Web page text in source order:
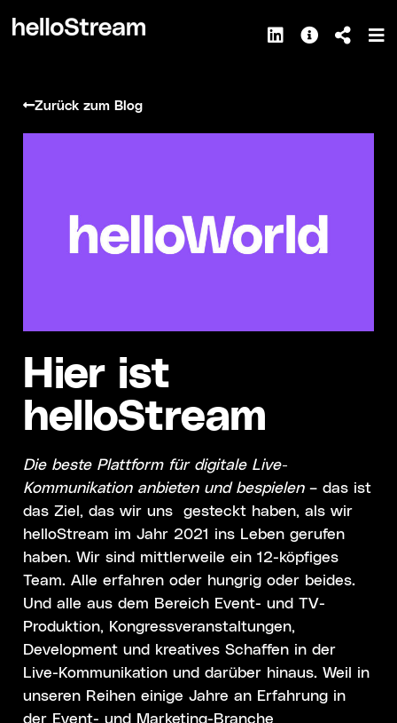
Zurück zum Blog
Hier ist
helloStream
Die beste Plattform für digitale Live-
Kommunikation anbieten und bespielen– das ist
das Ziel, das wir uns gesteckt haben, als wir
helloStream im Jahr 2021 ins Leben gerufen
haben. Wir sind mittlerweile ein 12-köpfiges
Team. Alle erfahren oder hungrig oder beides.
Und alle aus dem Bereich Event- und TV-
Produktion, Kongressveranstaltungen,
Development und kreatives Schaffen in der
Live-Kommunikation und darüber hinaus. Weil in
unseren Reihen einige Jahre an Erfahrung in
der Event- und Marketing-Branche